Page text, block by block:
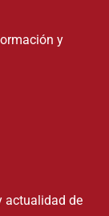
y
actualidad de